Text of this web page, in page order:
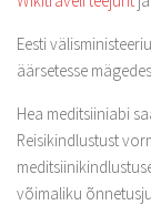
Eesti
äärsetesse
Hea meditsiiniabi
Reisikindlustust
võimaliku